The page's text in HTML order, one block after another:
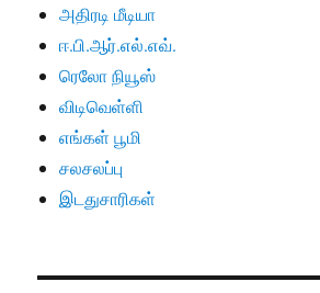
அதிரடி மீடியா
ஈ.பி.ஆர்.எல்.எவ்.
ரெலோ நியூஸ்
விடிவெள்ளி
எங்கள் பூமி
சலசலப்பு
இடதுசாரிகள்